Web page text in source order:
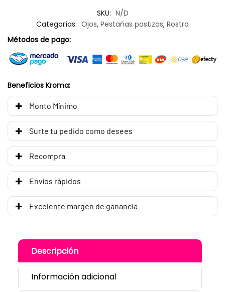
SKU: N/D
Categorías: Ojos, Pestañas postizas, Rostro
Métodos de pago:
Beneficios Kroma:
Monto Mínimo
Surte tu pedido como desees
Recompra
Envíos rápidos
Excelente margen de ganancia
Descripción
Información adicional